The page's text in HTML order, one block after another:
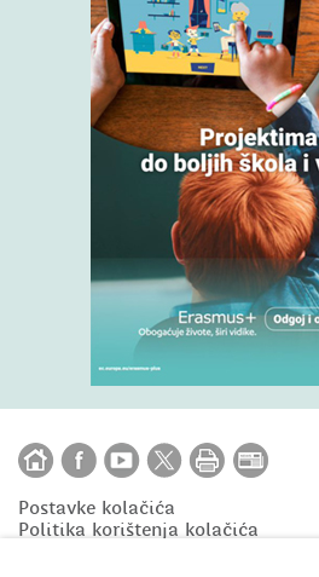
Postavke kolačića
Politika korištenja kolačića